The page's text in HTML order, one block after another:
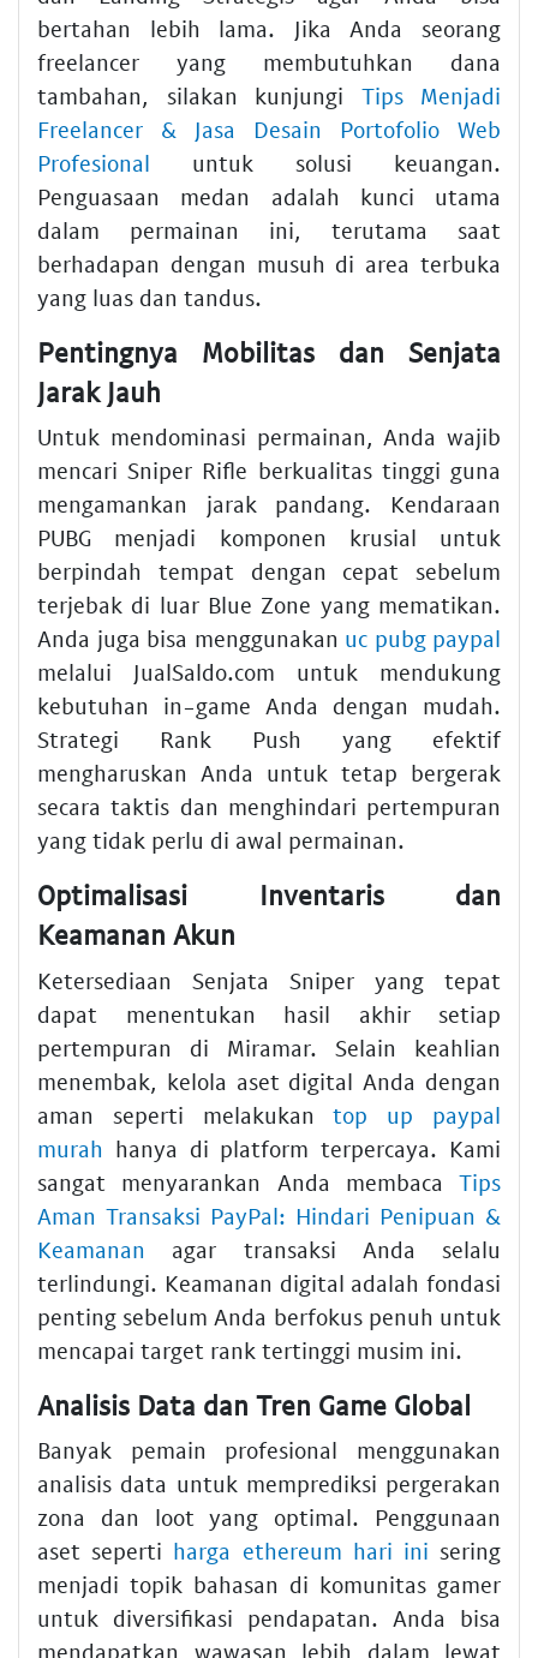
bertahan lebih lama. Jika Anda seorang
freelancer yang membutuhkan dana
tambahan, silakan kunjungi Tips Menjadi
Freelancer & Jasa Desain Portofolio Web
Profesional untuk solusi keuangan.
Penguasaan medan adalah kunci utama
dalam permainan ini, terutama saat
berhadapan dengan musuh di area terbuka
yang luas dan tandus.
Pentingnya Mobilitas dan Senjata
Jarak Jauh
Untuk mendominasi permainan, Anda wajib
mencari Sniper Rifle berkualitas tinggi guna
mengamankan jarak pandang. Kendaraan
PUBG menjadi komponen krusial untuk
berpindah tempat dengan cepat sebelum
terjebak di luar Blue Zone yang mematikan.
Anda juga bisa menggunakan uc pubg paypal
melalui JualSaldo.com untuk mendukung
kebutuhan in-game Anda dengan mudah.
Strategi Rank Push yang efektif
mengharuskan Anda untuk tetap bergerak
secara taktis dan menghindari pertempuran
yang tidak perlu di awal permainan.
Optimalisasi Inventaris dan
Keamanan Akun
Ketersediaan Senjata Sniper yang tepat
dapat menentukan hasil akhir setiap
pertempuran di Miramar. Selain keahlian
menembak, kelola aset digital Anda dengan
aman seperti melakukantop up paypal
murah hanya di platform terpercaya. Kami
sangat menyarankan Anda membaca Tips
Aman Transaksi PayPal: Hindari Penipuan &
Keamanan agar transaksi Anda selalu
terlindungi. Keamanan digital adalah fondasi
penting sebelum Anda berfokus penuh untuk
mencapai target rank tertinggi musim ini.
Analisis Data dan Tren Game Global
Banyak pemain profesional menggunakan
analisis data untuk memprediksi pergerakan
zona dan loot yang optimal. Penggunaan
aset seperti harga ethereum hari ini sering
menjadi topik bahasan di komunitas gamer
untuk diversifikasi pendapatan. Anda bisa
mendapatkan wawasan lebih dalam lewat